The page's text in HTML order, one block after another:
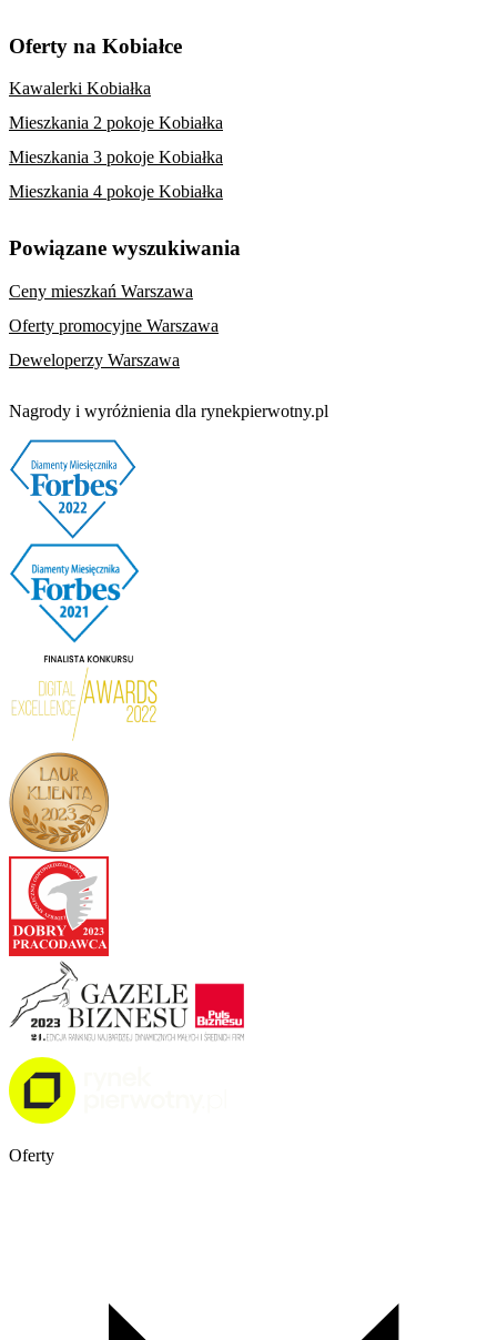
Oferty na Kobiałce
Kawalerki Kobiałka
Mieszkania 2 pokoje Kobiałka
Mieszkania 3 pokoje Kobiałka
Mieszkania 4 pokoje Kobiałka
Powiązane wyszukiwania
Ceny mieszkań Warszawa
Oferty promocyjne Warszawa
Deweloperzy Warszawa
Nagrody i wyróżnienia dla rynekpierwotny.pl
Oferty